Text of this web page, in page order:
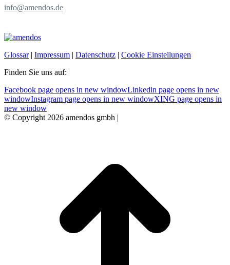
info@amendos.de
Glossar| Impressum | Datenschutz | Cookie Einstellungen
Finden Sie uns auf:
Facebook page opens in new windowLinkedin page opens in new
windowInstagram page opens in new windowXING page opens in
new window
© Copyright 2026 amendos gmbh |